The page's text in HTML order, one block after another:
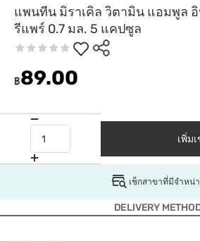
แพนทีน มิราเคิล วิตามิน แอมพูล
รีแพร์ 0.7 มล. 5 แคปซูล
฿89.00
เพิ่ม
เช็กสาขาที่มีจำหน่
DELIVERY